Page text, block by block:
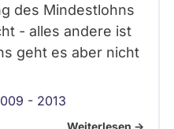
des Mindestlohns
- alles andere ist
geht es aber nicht
- 2013
Weiterlesen ->